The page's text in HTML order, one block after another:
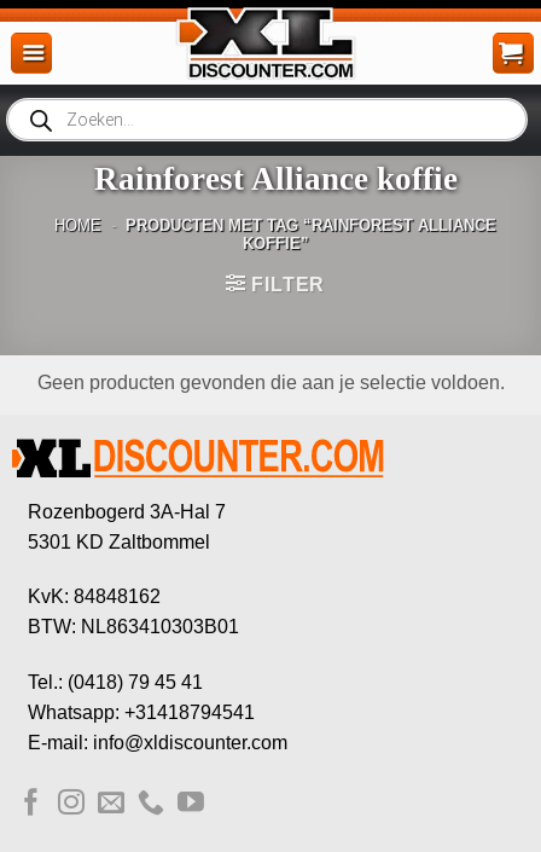
Ga
naar
inhoud
Producten
zoeken
Rainforest Alliance koffie
HOME - PRODUCTEN MET TAG “RAINFOREST ALLIANCE
KOFFIE”
FILTER
Geen producten gevonden die aan je selectie voldoen.
Rozenbogerd 3A-Hal 7
5301 KD Zaltbommel
KvK: 84848162
BTW: NL863410303B01
Tel.: (0418) 79 45 41
Whatsapp: +31418794541
E-mail: info@xldiscounter.com